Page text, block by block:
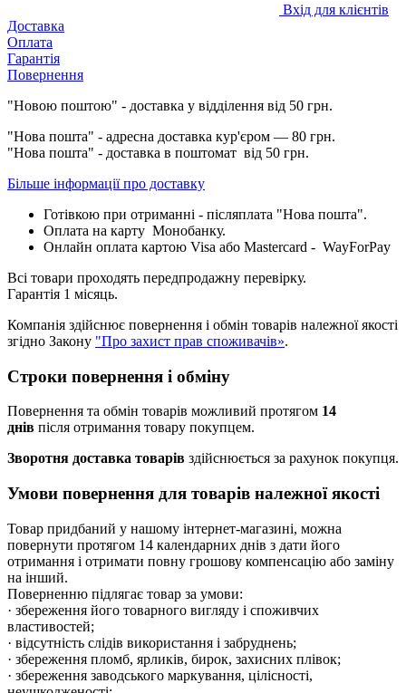
Вхід для клієнтів
Доставка
Оплата
Гарантія
Повернення
"Новою поштою" - доставка у відділення від 50 грн.
"Нова пошта" - адресна доставка кур'єром — 80 грн.
"Нова пошта" - доставка в поштомат від 50 грн.
Більше інформації про доставку
Готівкою при отриманні - післяплата "Нова пошта".
Оплата на карту Монобанку.
Онлайн оплата картою Visa або Mastercard - WayForPay
Всі товари проходять передпродажну перевірку.
Гарантія 1 місяць.
Компанія здійснює повернення і обмін товарів належної якості
згідно Закону "Про захист прав споживачів».
Строки повернення і обміну
Повернення та обмін товарів можливий протягом 14
днів після отримання товару покупцем.
Зворотня доставка товарів здійснюється за рахунок покупця.
Умови повернення для товарів належної якості
Товар придбаний у нашому інтернет-магазині, можна
повернути протягом 14 календарних днів з дати його
отримання і отримати повну грошову компенсацію або заміну
на інший.
Поверненню підлягає товар за умови:
· збереження його товарного вигляду і споживчих
властивостей;
· відсутність слідів використання і забруднень;
· збереження пломб, ярликів, бирок, захисних плівок;
· збереження заводського маркування, цілісності,